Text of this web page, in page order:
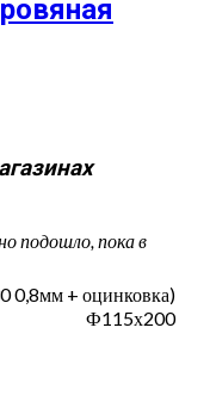
подошло, пока в
0,8мм + оцинковка)
Ф115х200